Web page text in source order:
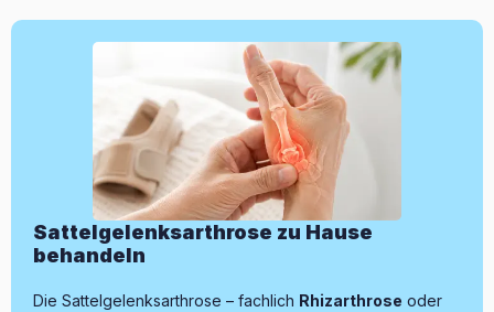
Sattelgelenksarthrose zu Hause
behandeln
Die Sattelgelenksarthrose – fachlich Rhizarthrose oder